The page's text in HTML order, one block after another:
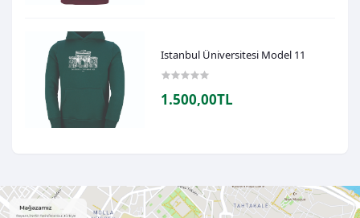
Istanbul Üniversitesi Model 11
1.500,00TL